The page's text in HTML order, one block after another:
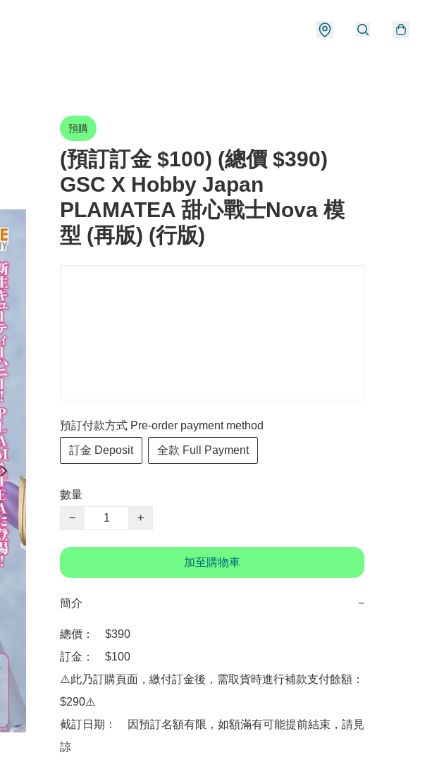
預購
(預訂訂金 $100) (總價 $390)
GSC X Hobby Japan
PLAMATEA 甜心戰士Nova 模
型 (再版) (行版)
預訂付款方式 Pre-order payment method
訂金 Deposit 全款 Full Payment
數量
−
+
加至購物車
簡介 −
總價：　$390
訂金：　$100
⚠️此乃訂購頁面，繳付訂金後，需取貨時進行補款支付餘額：
$290⚠️
截訂日期：　因預訂名額有限，如額滿有可能提前結束，請見
諒